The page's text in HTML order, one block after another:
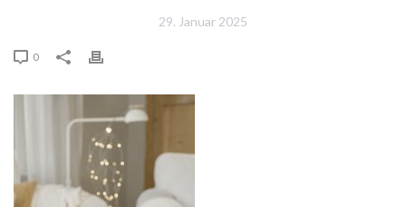
29. Januar 2025
0